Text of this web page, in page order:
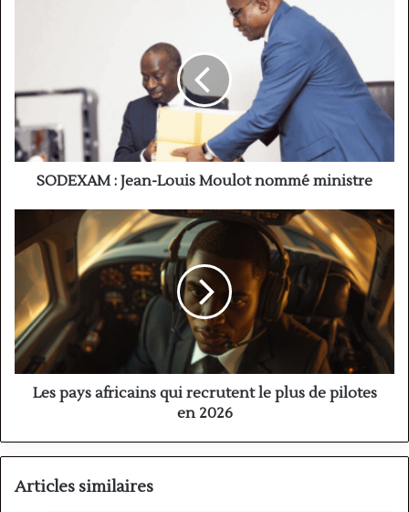
Moulot
nommé
ministre
SODEXAM : Jean-Louis Moulot nommé ministre
pays
africains
qui
recrutent
le
plus
de
pilotes
enLes pays africains qui recrutent le plus de pilotes
en 2026
Articles similaires